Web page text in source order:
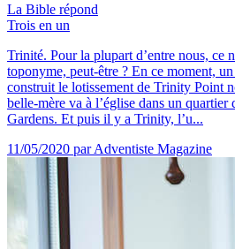
La Bible répond
Trois en un
Trinité. Pour la plupart d’entre nous, ce
toponyme, peut-être ? En ce moment,
construit le lotissement de Trinity Point
belle-mère va à l’église dans un
Gardens. Et puis il y a Trinity, l’u...
11/05/2020 par Adventiste Magazine